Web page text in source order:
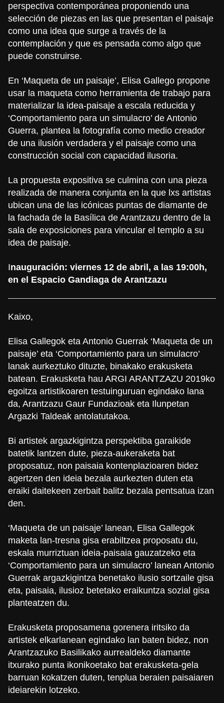
perspectiva contemporánea proponiendo una
selección de piezas en las que presentan el paisaje
como una idea que surge a través de la
contemplación y que es pensada como algo que
puede construirse.
En ‘Maqueta de un paisaje’, Elisa Gallego propone
usar la maqueta como herramienta de trabajo para
materializar la idea-paisaje a escala reducida y
‘Comportamiento para un simulacro’ de Antonio
Guerra, plantea la fotografía como medio creador
de una ilusión verdadera y el paisaje como una
construcción social con capacidad ilusoria.
La propuesta expositiva se culmina con una pieza
realizada de manera conjunta en la que lxs artistas
ubican una de las icónicas puntas de diamante de
la fachada de la Basílica de Arantzazu dentro de la
sala de exposiciones para vincular el templo a su
idea de paisaje.
Inauguración: viernes 12 de abril, a las 19:00h,
en el Espacio Gandiaga de Arantzazu
Kaixo,
Elisa Gallegok eta Antonio Guerrak ‘Maqueta de un
paisaje’ eta ‘Comportamiento para un simulacro’
lanak aurkeztuko dituzte, binakako erakusketa
batean. Erakusketa hau ARGI ARANTZAZU 2019ko
egoitza artistikoaren testuinguruan egindako lana
da, Arantzazu Gaur Fundazioak eta Ilunpetan
Argazki Taldeak antolatutakoa.
Bi artistek argazkigintza perspektiba garaikide
batetik lantzen dute, pieza-aukeraketa bat
proposatuz, non paisaia kontenplazioaren bidez
agertzen den ideia bezala aurkezten duten eta
eraiki daitekeen zerbait balitz bezala pentsatua izan
den.
‘Maqueta de un paisaje’ lanean, Elisa Gallegok
maketa lan-tresna gisa erabiltzea proposatu du,
eskala murriztuan ideia-paisaia gauzatzeko eta
‘Comportamiento para un simulacro’ lanean Antonio
Guerrak argazkigintza benetako ilusio sortzaile gisa
eta, paisaia, ilusioz betetako eraikuntza sozial gisa
planteatzen du.
Erakusketa proposamena gorenera iritsiko da
artistek elkarlanean egindako lan baten bidez, non
Arantzazuko Basilikako aurrealdeko diamante
itxurako punta ikonikoetako bat erakusketa-gela
barruan kokatzen duten, tenplua beraien paisaiaren
ideiarekin lotzeko.